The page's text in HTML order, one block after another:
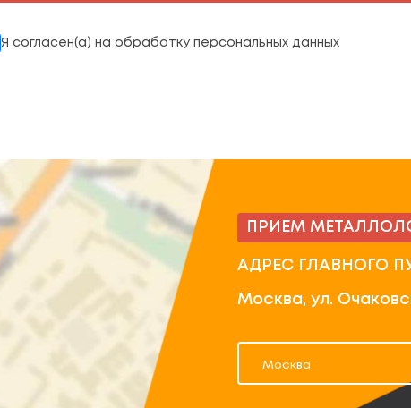
Я согласен(а) на обработку персональных данных
ПРИЕМ
АДРЕС ГЛАВНОГО
Москва, ул.